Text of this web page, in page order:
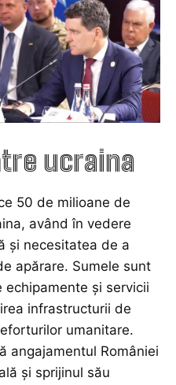
ucraina
50 de milioane de
având în vedere
și necesitatea de a
apărare. Sumele sunt
și servicii
infrastructurii de
umanitare.
angajamentul României
și sprijinul său